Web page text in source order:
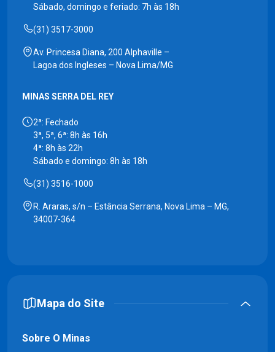
Sábado, domingo e feriado: 7h às 18h
(31) 3517-3000
Av. Princesa Diana, 200 Alphaville –
Lagoa dos Ingleses – Nova Lima/MG
MINAS SERRA DEL REY
2ª: Fechado
3ª, 5ª, 6ª: 8h às 16h
4ª: 8h às 22h
Sábado e domingo: 8h às 18h
(31) 3516-1000
R. Araras, s/n – Estância Serrana, Nova Lima – MG,
34007-364
Mapa do Site
Sobre O Minas